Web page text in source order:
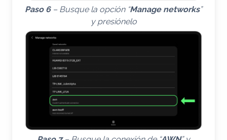
Paso 6– Busque la opción “Manage networks”
y presiónelo